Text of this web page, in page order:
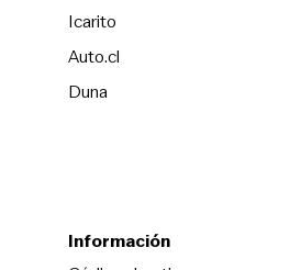
Icarito
Auto.cl
Duna
Información